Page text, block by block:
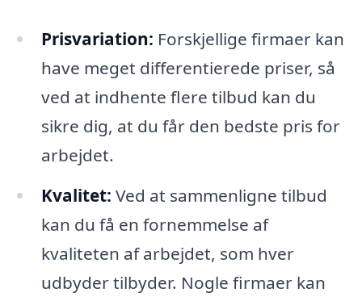
Prisvariation: Forskjellige firmaer kan
have meget differentierede priser, så
ved at indhente flere tilbud kan du
sikre dig, at du får den bedste pris for
arbejdet.
Kvalitet: Ved at sammenligne tilbud
kan du få en fornemmelse af
kvaliteten af arbejdet, som hver
udbyder tilbyder. Nogle firmaer kan